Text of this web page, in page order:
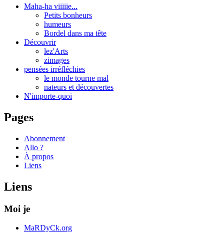
Maha-ha viiiiie...
Petits bonheurs
humeurs
Bordel dans ma tête
Découvrir
lez'Arts
zimages
pensées irréfléchies
le monde tourne mal
nateurs et découvertes
N'importe-quoi
Pages
Abonnement
Allo ?
À propos
Liens
Liens
Moi je
MaRDyCk.org